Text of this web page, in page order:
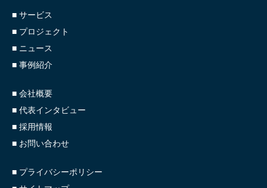
■ サービス
■ プロジェクト
■ ニュース
■ 事例紹介
■ 会社概要
■ 代表インタビュー
■ 採用情報
■ お問い合わせ
■ プライバシーポリシー